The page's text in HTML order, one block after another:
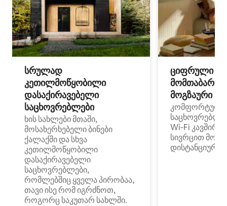
სრულად
კეთილმოწყობილი
დასაქირავებელი
საცხოვრებლები
ხის სახლები მთაში,
მოსახერხებელი ბინები
ქალაქში და სხვა
კეთილმოწყობილი
დასაქირავებელი
საცხოვრებლები,
რომლებშიც ყველა პირობაა,
თავი ისე რომ იგრძნოთ,
როგორც საკუთარ სახლში.
ციფრული
მოგზაური
კომფორტული
Wi‑Fi
სივრცით
დისტანციური